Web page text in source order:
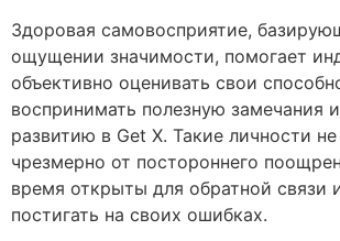
Здоровая самовосприятие,
ощущении значимости, помогает
объективно оценивать свои
воспринимать полезную замечания
развитию в Get X. Такие личности
чрезмерно от постороннего
время открыты для обратной связи
постигать на своих ошибках.